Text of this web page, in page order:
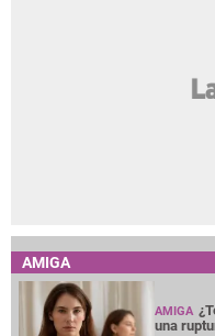
AMIGA
AMIGA
una